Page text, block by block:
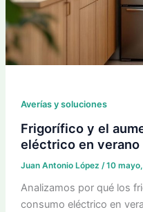
Averías y soluciones
Frigorífico y el
eléctrico en verano
Juan Antonio López /10
Analizamos por qué los
consumo eléctrico en